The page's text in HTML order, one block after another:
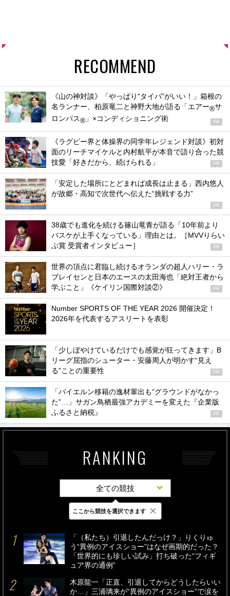
RECOMMEND
《山の神対談》「やっぱり“タイパ”がいい！」箱根の
名ランナー、柏原竜二と神野大地が語る「エアー®サ
ロンパス® 」×コンディショニング術 PR
《ラグビー界と体操界の同学年レジェンド対談》初対
面のリーチマイケルと内村航平が本音で語り合った競
技愛「好きだから、続けられる」
PR
「安定した場所にとどまれば成長は止まる」西内悠人
が故郷・高知で次世代へ伝えた“挑戦する力”
PR
38歳でも進化を続ける篠山竜青が語る「10年前より
バスケが上手くなっている」理由とは。［MVVりらい
ぶ賞 受賞者インタビュー］
PR
世界の頂点に君臨し続けるオランダの超人ハリー・ラ
ブレイセンと日本のエースの太田海也「絶対王者から
学ぶこと」《ケイリン国際対談②》
PR
Number SPORTS OF THE YEAR 2026 開催決定！
2026年を代表するアスリートを表彰
「少しぼやけているだけでも感覚が狂ってきます」B
リーグ屈指のシューター・安藤周人が明かす“見え
る”ことの重要性
PR
「バイエルン移籍の逸材輩出も“グラウンドがなかっ
た”…」サガン鳥栖最強アカデミーを変えた『企業版
ふるさと納税』
PR
RANKING
全ての競技
最新 24時間 週間
「（私たち）引退したんだっけ？」りくりゅ
う“異例のアイスショー”はなぜ画期的だった？
「世界的にも珍しい試み」打ち破った“フィギ
ュア界の通例”
木原龍一「正直、引退してからどうしたらいい
か…」三浦璃来が“異例のアイスショー”で涙を
ここから競技を選択できます ×